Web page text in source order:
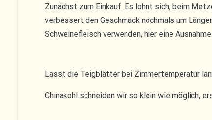
Zunächst zum Einkauf. Es lohnt sich, beim
verbessert den Geschmack nochmals um
Schweinefleisch verwenden, hier eine Ausnahme
Lasst die Teigblätter bei Zimmertemperatur
Chinakohl schneiden wir so klein wie möglich,